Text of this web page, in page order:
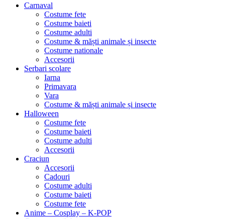
Carnaval
Costume fete
Costume baieti
Costume adulti
Costume & măști animale și insecte
Costume nationale
Accesorii
Serbari scolare
Iarna
Primavara
Vara
Costume & măști animale și insecte
Halloween
Costume fete
Costume baieti
Costume adulti
Accesorii
Craciun
Accesorii
Cadouri
Costume adulti
Costume baieti
Costume fete
Anime – Cosplay – K‑POP